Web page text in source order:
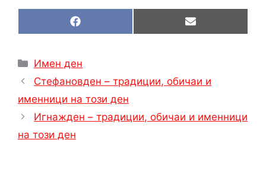
Share
on
F
a
b
o
o
k
Share
on
E
m
Категории
Имен ден
Стефановден – традиции, обичаи и
именници на този ден
Игнажден – традиции, обичаи и именници
на този ден